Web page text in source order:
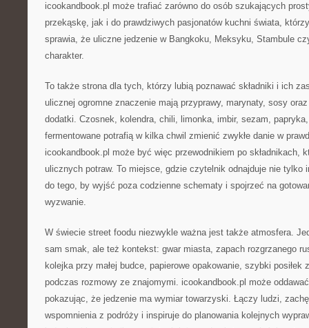
icookandbook.pl może trafiać zarówno do osób szukających
przekąskę, jak i do prawdziwych pasjonatów kuchni świata,
sprawia, że uliczne jedzenie w Bangkoku, Meksyku, Stambule
charakter.
To także strona dla tych, którzy lubią poznawać składniki i ich
ulicznej ogromne znaczenie mają przyprawy, marynaty, sosy
dodatki. Czosnek, kolendra, chili, limonka, imbir, sezam,
fermentowane potrafią w kilka chwil zmienić zwykłe danie w
icookandbook.pl może być więc przewodnikiem po składnikach,
ulicznych potraw. To miejsce, gdzie czytelnik odnajduje nie tylko
do tego, by wyjść poza codzienne schematy i spojrzeć na
wyzwanie.
W świecie street foodu niezwykle ważna jest także atmosfera.
sam smak, ale też kontekst: gwar miasta, zapach rozgrzanego
kolejka przy małej budce, papierowe opakowanie, szybki posiłek
podczas rozmowy ze znajomymi. icookandbook.pl może
pokazując, że jedzenie ma wymiar towarzyski. Łączy ludzi,
wspomnienia z podróży i inspiruje do planowania kolejnych